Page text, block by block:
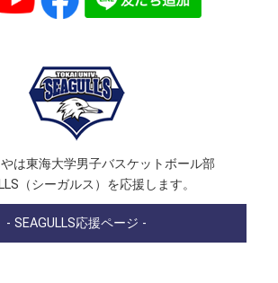
は東海大学男子バスケットボール部
（シーガルス）を応援します。
- SEAGULLS応援ページ -